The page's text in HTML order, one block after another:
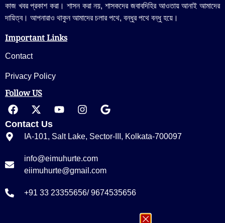
কাজ খবর প্রকাশ করা। শাসন করা নয়, শাসকদের জবাবদিহির আওতায় আনাই আমাদের
দায়িত্ব। আপনারাও থাকুন আমাদের চলার পথে, বন্ধুর পথে বন্ধু হয়ে।
Important Links
Contact
Privacy Policy
Follow US
Contact Us
IA-101, Salt Lake, Sector-III, Kolkata-700097
info@eimuhurte.com
eiimuhurte@gmail.com
+91 33 23355656/ 9674535656